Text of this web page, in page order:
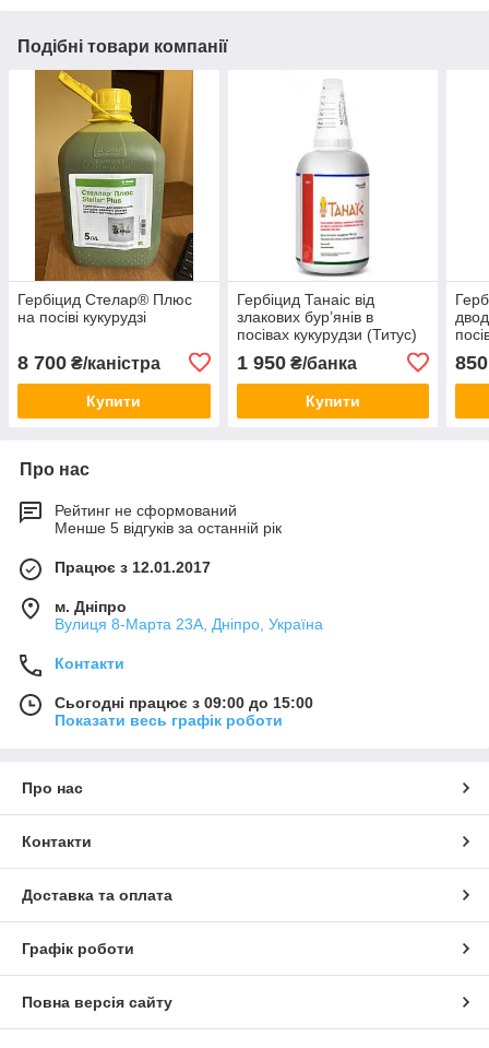
Подібні товари компанії
Гербіцид Стелар® Плюс
на посіві кукурудзі
8 700 ₴/каністра
Купити
Гербіцид Танаіс від
злакових бур’янів в
посівах кукурудзи (Титус)
1 950₴/банка
Купити
850
Про нас
Рейтинг не сформований
Менше 5 відгуків за останній рік
Працює з 12.01.2017
м. Дніпро
Вулиця 8-Марта 23А, Дніпро, Україна
Контакти
Сьогодні працює з 09:00 до 15:00
Показати весь графік роботи
Про нас
Контакти
Доставка та оплата
Графік роботи
Повна версія сайту